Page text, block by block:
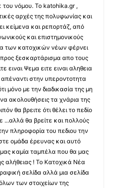
του νόμου. Το katohika.gr ,
αρχές της πολυφωνίας και
κείμενα και ρεπορτάζ, από
και επιστημονικούς
των κατοχικών νέων φέρνει
ξεσκαρτάρισμα απο τους
ειναι Ψεμα ειτε ειναι αληθεια
στην υπεροντοτητα
μόνο με την διαδικασία της μη
ακολουθήσεις τα χνάρια της
θα βρειτε ότι θέλει το πεδίο
θα βρείτε και πολλούς
πληροφορία του πεδιου την
ομάδα έρευνας και αυτό
μας καμία ταμπέλα που θα μας
αλήθειας ! Το Κατοχικά Νέα
σελίδα αλλά μια σελίδα
των στοιχείων της